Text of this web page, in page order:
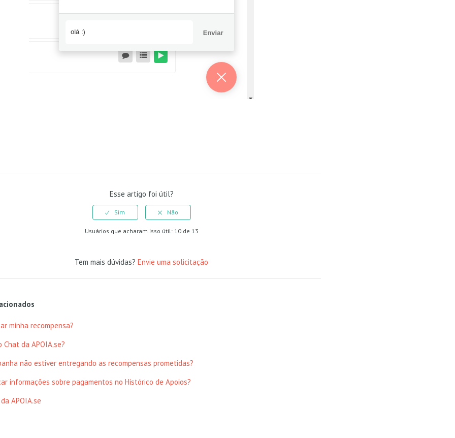
Esse artigo foi útil?
Usuários que acharam isso útil: 10 de 13
Tem mais dúvidas?Envie uma solicitação
minha recompensa?
Chat da APOIA.se?
não estiver entregando as recompensas prometidas?
informações sobre pagamentos no Histórico de Apoios?
APOIA.se